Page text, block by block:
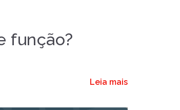
função?
Leia mais